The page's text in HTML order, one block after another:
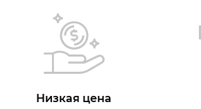
Низкая цена